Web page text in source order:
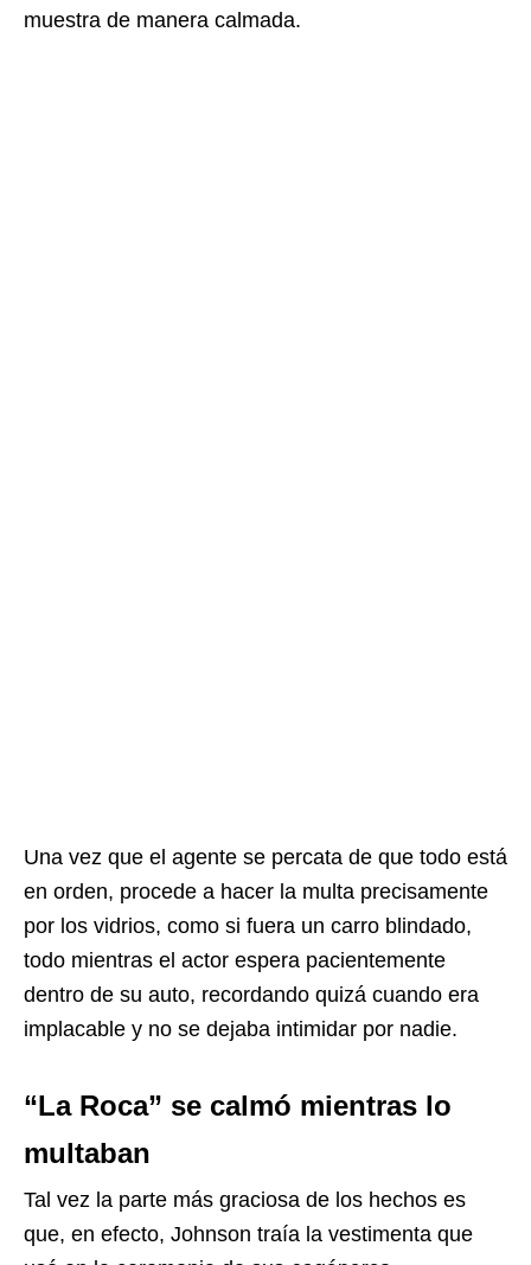
muestra de manera calmada.
Una vez que el agente se percata de que todo está
en orden, procede a hacer la multa precisamente
por los vidrios, como si fuera un carro blindado,
todo mientras el actor espera pacientemente
dentro de su auto, recordando quizá cuando era
implacable y no se dejaba intimidar por nadie.
“La Roca” se calmó mientras lo
multaban
Tal vez la parte más graciosa de los hechos es
que, en efecto, Johnson traía la vestimenta que